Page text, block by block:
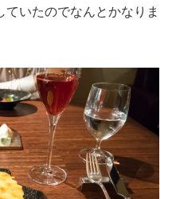
いたのでなんとかなりま